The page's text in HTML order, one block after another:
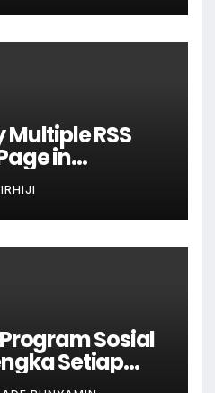
RSS
in
IRHIJI
Sosial
Setiap
Massal